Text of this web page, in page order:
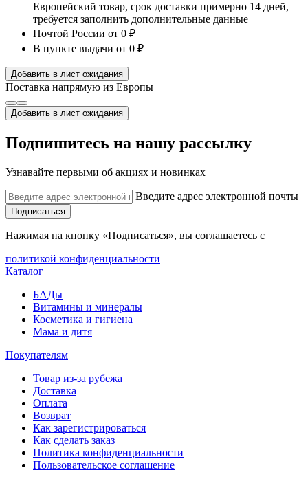
Европейский товар, срок доставки примерно 14 дней,
требуется заполнить дополнительные данные
Почтой России от 0 ₽
В пункте выдачи от 0 ₽
Добавить в лист ожидания
Поставка напрямую из Европы
Добавить в лист ожидания
Подпишитесь на нашу рассылку
Узнавайте первыми об акциях и новинках
Введите адрес электронной почты
Подписаться
Нажимая на кнопку «Подписаться», вы соглашаетесь с
политикой конфиденциальности
Каталог
БАДы
Витамины и минералы
Косметика и гигиена
Мама и дитя
Покупателям
Товар из-за рубежа
Доставка
Оплата
Возврат
Как зарегистрироваться
Как сделать заказ
Политика конфиденциальности
Пользовательское соглашение